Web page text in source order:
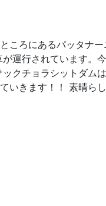
ころにあるパッタナ
運行されています。
クチョラシットダム
いきます！！ 素晴ら